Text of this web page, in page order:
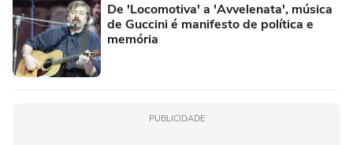
De 'Locomotiva' a 'Avvelenata', música
de Guccini é manifesto de política e
memória
PUBLICIDADE